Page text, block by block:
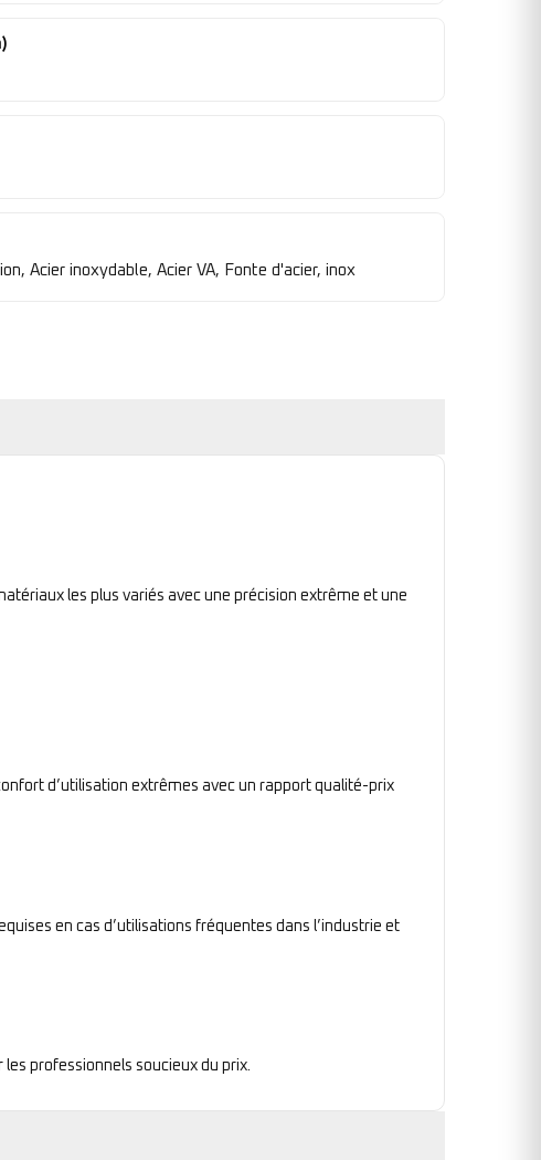
Acier inoxydable, Acier VA, Fonte d'acier, inox
les plus variés avec une précision extrême et une
d’utilisation extrêmes avec un rapport qualité-prix
en cas d’utilisations fréquentes dans l’industrie et
professionnels soucieux du prix.